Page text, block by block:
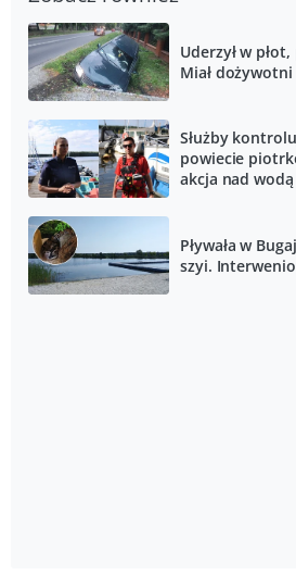
Uderzył w
Miał
Służby
powiecie
akcja nad wodą
Pływała w
szyi.